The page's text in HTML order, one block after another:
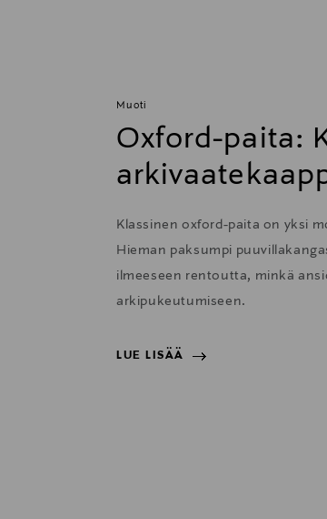
Muoti
Oxford-paita:
Klassinen oxford-paita on yksi
Hieman paksumpi
ilmeeseen rentoutta, minkä
arkipukeutumiseen.
LUE LISÄÄ